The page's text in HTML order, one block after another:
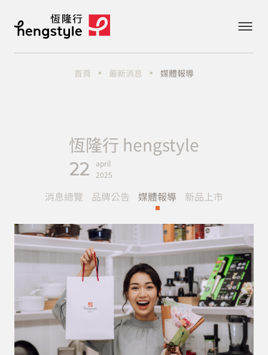
首頁 最新消息 媒體報導
恆隆行 hengstyle
22
april
2025
消息總覽 品牌公告 媒體報導 新品上市